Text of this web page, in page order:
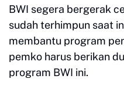
BWI segera bergerak
sudah terhimpun saat
membantu program
pemko harus berikan
program BWI ini.